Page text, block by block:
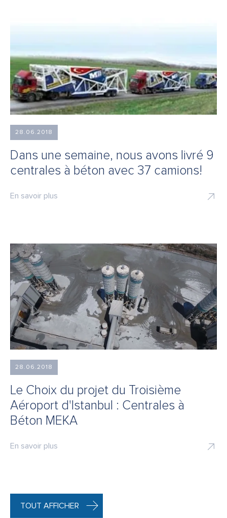
28.06.2018
Dans une semaine, nous avons livré 9
centrales à béton avec 37 camions!
En savoir plus
28.06.2018
Le Choix du projet du Troisième
Aéroport d'Istanbul : Centrales à
Béton MEKA
En savoir plus
TOUT AFFICHER